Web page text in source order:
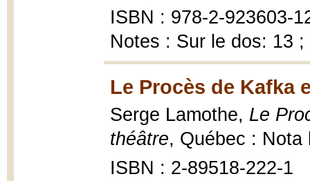
ISBN : 978-2-923603-
Notes : Sur le dos: 13 ;
Le Procès de Kafka
Serge Lamothe, Le
théâtre, Québec : Nota
ISBN : 2-89518-222-1